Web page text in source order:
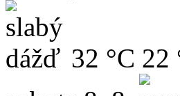
32 °C 22